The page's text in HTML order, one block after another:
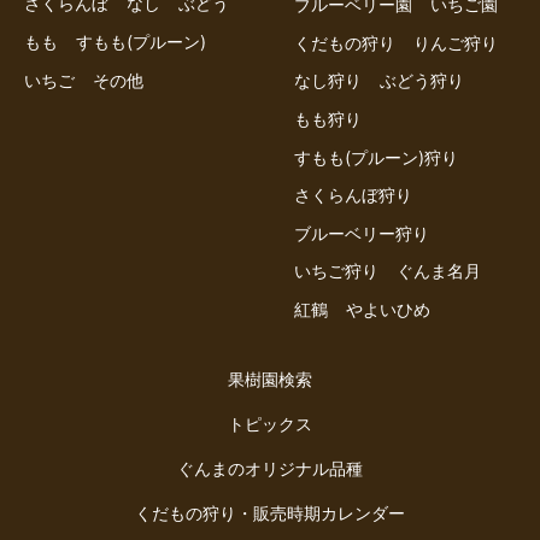
もも
すもも(プルーン)
いちご
その他
ブルーベリー園
いちご園
くだもの狩り
りんご狩り
なし狩り
ぶどう狩り
もも狩り
すもも(プルーン)狩り
さくらんぼ狩り
ブルーベリー狩り
いちご狩り
ぐんま名月
紅鶴
やよいひめ
果樹園検索
トピックス
ぐんまのオリジナル品種
くだもの狩り・販売時期カレンダー